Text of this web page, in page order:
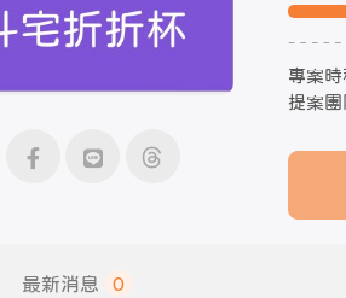
專案時
提案團
最新消息 0